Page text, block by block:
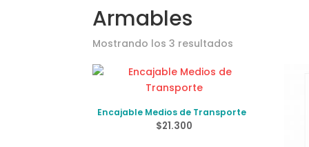
Armables
Mostrando los 3 resultados
Encajable Medios de Transporte
$21.300